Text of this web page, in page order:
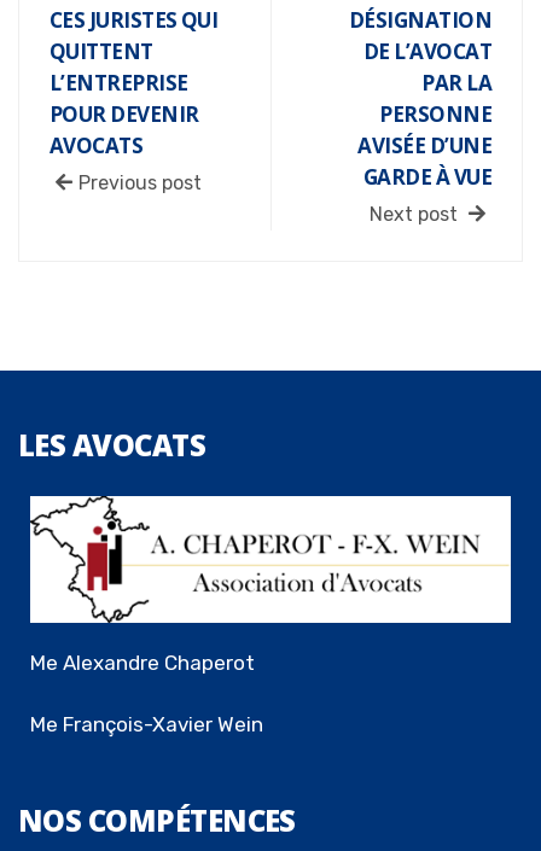
CES JURISTES QUI
QUITTENT
L’ENTREPRISE
POUR DEVENIR
AVOCATS
Previous post
DÉSIGNATION
DE L’AVOCAT
PAR LA
PERSONNE
AVISÉE D’UNE
GARDE À VUE
Next post
LESAVOCATS
Me Alexandre Chaperot
Me François-Xavier Wein
NOS COMPÉTENCES